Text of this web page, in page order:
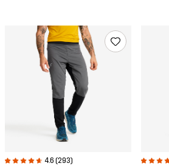
4.6 (293)